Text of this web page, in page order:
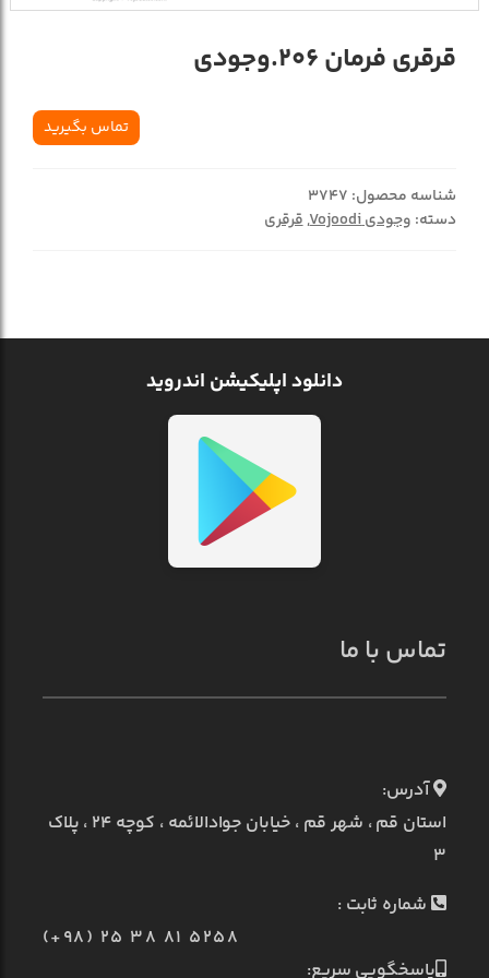
قرقری فرمان 206.وجودی
تماس بگیرید
شناسه محصول: 3747
دسته: وجودی Vojoodi ,قرقری
دانلود اپلیکیشن اندروید
تماس با ما
آدرس:
استان قم ، شهر قم ، خیابان جوادالائمه ، کوچه ۲۴ ، پلاک
۳
شماره ثابت :
(+98) 25 38 81 5258
پاسخگویی سریع: